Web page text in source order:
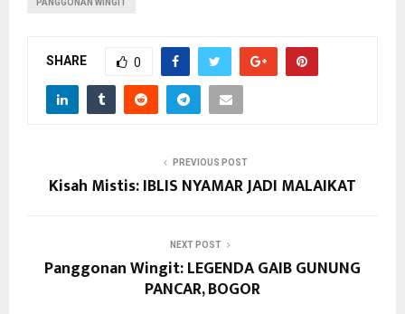
PANGGONAN WINGIT
SHARE 0
PREVIOUS POST
Kisah Mistis: IBLIS NYAMAR JADI MALAIKAT
NEXT POST
Panggonan Wingit: LEGENDA GAIB GUNUNG
PANCAR, BOGOR